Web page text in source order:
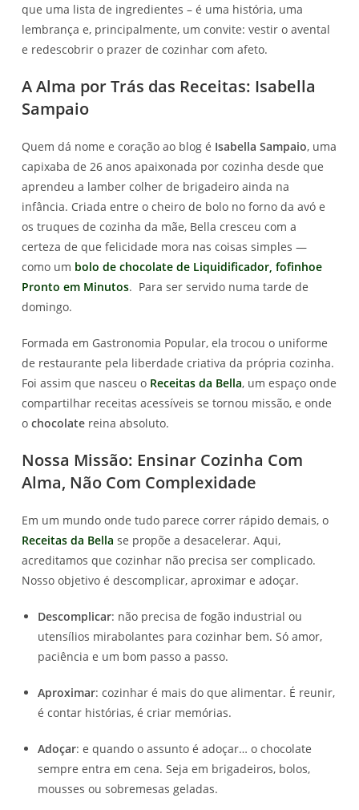
que uma lista de ingredientes – é uma história, uma
lembrança e, principalmente, um convite: vestir o avental
e redescobrir o prazer de cozinhar com afeto.
A Alma por Trás das Receitas: Isabella
Sampaio
Quem dá nome e coração ao blog é Isabella Sampaio, uma
capixaba de 26 anos apaixonada por cozinha desde que
aprendeu a lamber colher de brigadeiro ainda na
infância. Criada entre o cheiro de bolo no forno da avó e
os truques de cozinha da mãe, Bella cresceu com a
certeza de que felicidade mora nas coisas simples —
como um bolo de chocolate de Liquidificador, fofinhoe
Pronto em Minutos. Para ser servido numa tarde de
domingo.
Formada em Gastronomia Popular, ela trocou o uniforme
de restaurante pela liberdade criativa da própria cozinha.
Foi assim que nasceu o Receitas da Bella, um espaço onde
compartilhar receitas acessíveis se tornou missão, e onde
ochocolate reina absoluto.
Nossa Missão: Ensinar Cozinha Com
Alma, Não Com Complexidade
Em um mundo onde tudo parece correr rápido demais, o
Receitas da Bella se propõe a desacelerar. Aqui,
acreditamos que cozinhar não precisa ser complicado.
Nosso objetivo é descomplicar, aproximar e adoçar.
Descomplicar: não precisa de fogão industrial ou
utensílios mirabolantes para cozinhar bem. Só amor,
paciência e um bom passo a passo.
Aproximar: cozinhar é mais do que alimentar. É reunir,
é contar histórias, é criar memórias.
Adoçar: e quando o assunto é adoçar… o chocolate
sempre entra em cena. Seja em brigadeiros, bolos,
mousses ou sobremesas geladas.